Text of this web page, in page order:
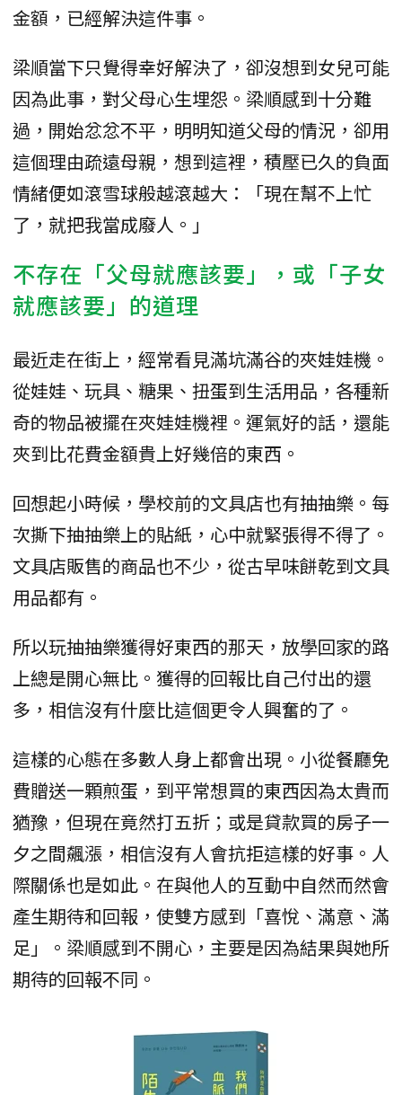
金額，已經解決這件事。
梁順當下只覺得幸好解決了，卻沒想到女兒可能
因為此事，對父母心生埋怨。梁順感到十分難
過，開始忿忿不平，明明知道父母的情況，卻用
這個理由疏遠母親，想到這裡，積壓已久的負面
情緒便如滾雪球般越滾越大：「現在幫不上忙
了，就把我當成廢人。」
不存在「父母就應該要」，或「子女
就應該要」的道理
最近走在街上，經常看見滿坑滿谷的夾娃娃機。
從娃娃、玩具、糖果、扭蛋到生活用品，各種新
奇的物品被擺在夾娃娃機裡。運氣好的話，還能
夾到比花費金額貴上好幾倍的東西。
回想起小時候，學校前的文具店也有抽抽樂。每
次撕下抽抽樂上的貼紙，心中就緊張得不得了。
文具店販售的商品也不少，從古早味餅乾到文具
用品都有。
所以玩抽抽樂獲得好東西的那天，放學回家的路
上總是開心無比。獲得的回報比自己付出的還
多，相信沒有什麼比這個更令人興奮的了。
這樣的心態在多數人身上都會出現。小從餐廳免
費贈送一顆煎蛋，到平常想買的東西因為太貴而
猶豫，但現在竟然打五折；或是貸款買的房子一
夕之間飆漲，相信沒有人會抗拒這樣的好事。人
際關係也是如此。在與他人的互動中自然而然會
產生期待和回報，使雙方感到「喜悅、滿意、滿
足」。梁順感到不開心，主要是因為結果與她所
期待的回報不同。